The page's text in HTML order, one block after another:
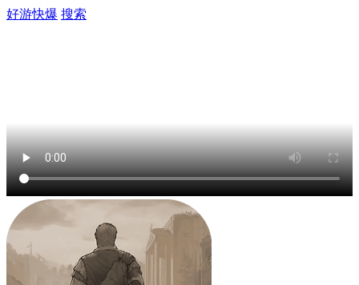
好游快爆 搜索